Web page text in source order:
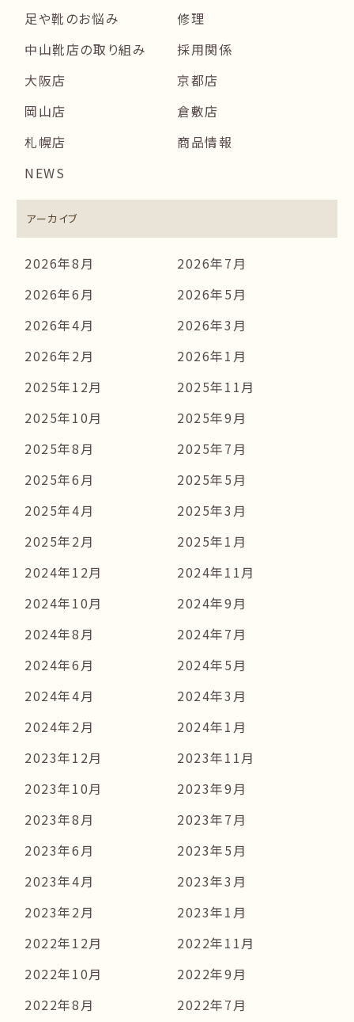
足や靴のお悩み
修理
中山靴店の取り組み
採用関係
大阪店
京都店
岡山店
倉敷店
札幌店
商品情報
NEWS
アーカイブ
2026年8月
2026年7月
2026年6月
2026年5月
2026年4月
2026年3月
2026年2月
2026年1月
2025年12月
2025年11月
2025年10月
2025年9月
2025年8月
2025年7月
2025年6月
2025年5月
2025年4月
2025年3月
2025年2月
2025年1月
2024年12月
2024年11月
2024年10月
2024年9月
2024年8月
2024年7月
2024年6月
2024年5月
2024年4月
2024年3月
2024年2月
2024年1月
2023年12月
2023年11月
2023年10月
2023年9月
2023年8月
2023年7月
2023年6月
2023年5月
2023年4月
2023年3月
2023年2月
2023年1月
2022年12月
2022年11月
2022年10月
2022年9月
2022年8月
2022年7月